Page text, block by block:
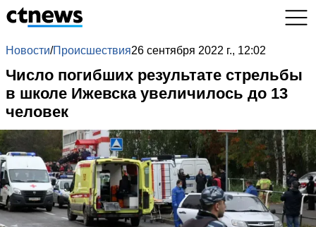
Новости/Происшествия26 сентября 2022 г., 12:02
Число погибших результате стрельбы
в школе Ижевска увеличилось до 13
человек